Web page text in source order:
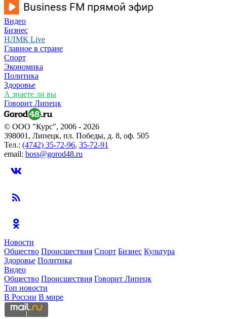
Видео
Бизнес
НЛМК Live
Главное в стране
Спорт
Экономика
Политика
Здоровье
А знаете ли вы
Говорит Липецк
© ООО "Курс", 2006 - 2026
398001, Липецк, пл. Победы, д. 8, оф. 505
Тел.: (4742) 35-72-96, 35-72-91
email: boss@gorod48.ru
Новости
Общество Происшествия Спорт Бизнес Культура
Здоровье Политика
Видео
Общество Происшествия Говорит Липецк
Топ новости
В России В мире